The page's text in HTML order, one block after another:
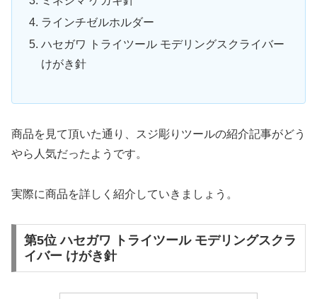
ラインチゼルホルダー
ハセガワ トライツール モデリングスクライバー
けがき針
商品を見て頂いた通り、スジ彫りツールの紹介記事がどう
やら人気だったようです。
実際に商品を詳しく紹介していきましょう。
第5位 ハセガワ トライツール モデリングスクラ
イバー けがき針